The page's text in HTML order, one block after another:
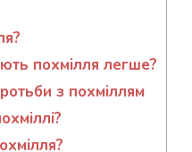
похмілля легше?
з похміллям